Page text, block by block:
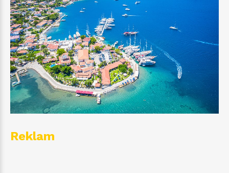
Reklam